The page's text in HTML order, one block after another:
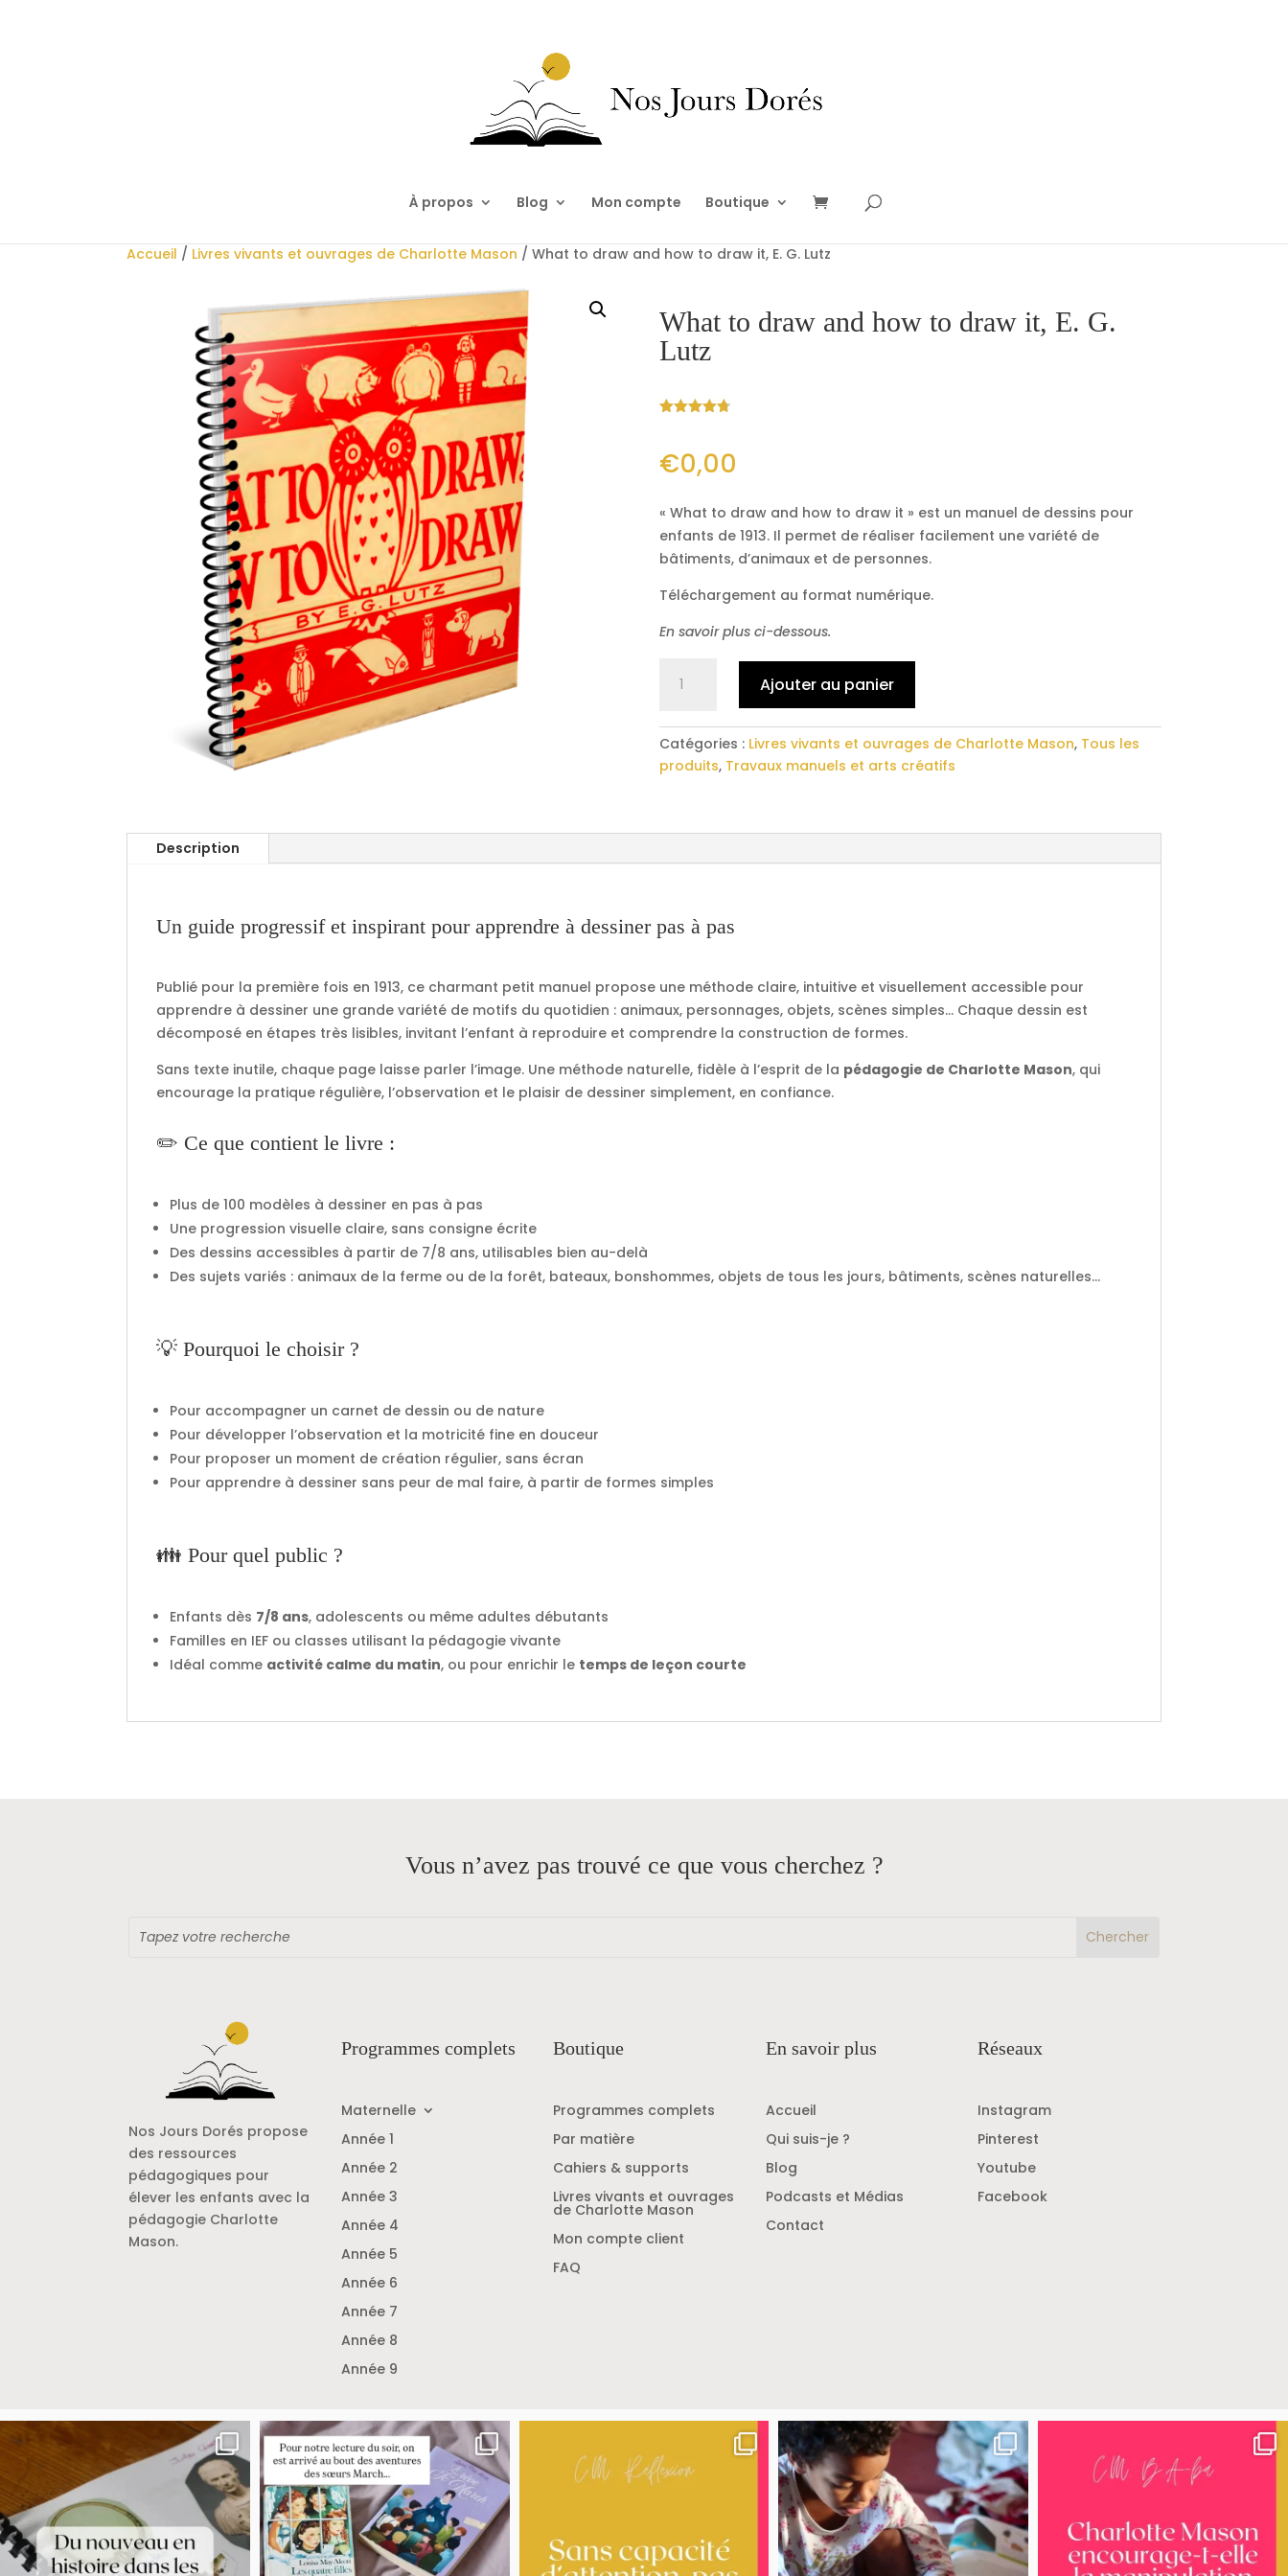
À propos Blog Mon compte Boutique
Accueil / Livres vivants et ouvrages de Charlotte Mason / What to draw and how to draw it, E. G. Lutz
What to draw and how to draw it, E. G.
Lutz
basé sur
notations
€0,00
« What to draw and how to draw it » est un manuel de dessins pour
enfants de 1913. Il permet de réaliser facilement une variété de
bâtiments, d’animaux et de personnes.
Téléchargement au format numérique.
En savoir plus ci-dessous.
to
draw
and
it,
Lutz
Ajouter au panier
Catégories : Livres vivants et ouvrages de Charlotte Mason, Tous les
produits, Travaux manuels et arts créatifs
Description
Un guide progressif et inspirant pour apprendre à dessiner pas à pas
Publié pour la première fois en 1913, ce charmant petit manuel propose une méthode claire, intuitive et visuellement accessible pour
apprendre à dessiner une grande variété de motifs du quotidien : animaux, personnages, objets, scènes simples... Chaque dessin est
décomposé en étapes très lisibles, invitant l’enfant à reproduire et comprendre la construction de formes.
Sans texte inutile, chaque page laisse parler l’image. Une méthode naturelle, fidèle à l’esprit de la pédagogie de Charlotte Mason, qui
encourage la pratique régulière, l’observation et le plaisir de dessiner simplement, en confiance.
✏️ Ce que contient le livre :
Plus de 100 modèles à dessiner en pas à pas
Une progression visuelle claire, sans consigne écrite
Des dessins accessibles à partir de 7/8 ans, utilisables bien au-delà
Des sujets variés : animaux de la ferme ou de la forêt, bateaux, bonshommes, objets de tous les jours, bâtiments, scènes naturelles…
💡 Pourquoi le choisir ?
Pour accompagner un carnet de dessin ou de nature
Pour développer l’observation et la motricité fine en douceur
Pour proposer un moment de création régulier, sans écran
Pour apprendre à dessiner sans peur de mal faire, à partir de formes simples
👪 Pour quel public ?
Enfants dès 7/8 ans, adolescents ou même adultes débutants
Familles en IEF ou classes utilisant la pédagogie vivante
Idéal comme activité calme du matin, ou pour enrichir le temps de leçon courte
Vous n’avez pas trouvé ce que vous cherchez ?
Nos Jours Dorés propose
des ressources
pédagogiques pour
élever les enfants avec la
pédagogie Charlotte
Mason.
Programmes complets
Maternelle
Année 1
Année 2
Année 3
Année 4
Année 5
Année 6
Année 7
Année 8
Année 9
Boutique
Programmes complets
Par matière
Cahiers & supports
Livres vivants et ouvrages
de Charlotte Mason
Mon compte client
FAQ
En savoir plus
Accueil
Qui suis-je ?
Blog
Podcasts et Médias
Contact
Réseaux
Instagram
Pinterest
Youtube
Facebook